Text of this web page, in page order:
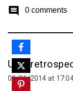
comment 0 comments
Uma
02/01/2014 at